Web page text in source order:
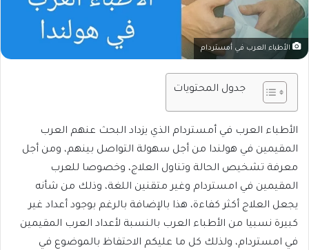
الأطباء العرب في أمستردام
جدول المحتويات
الأطباء العرب في أمستردام الذي يزداد البحث عنهم العرب
المقيمين في هولندا من أجل سهولة التواصل بينهم، ومن أجل
معرفة تشخيص الحالة وتناول العلاج، وخصوصا للعرب
المقيمين في امستردام وغير متقنين اللغة، وذلك من شأنه
يجعل العلاج أكثر كفاءة، هذا بالإضافة بالرغم بوجود أعداد غير
كبيرة نسبيا من الأطباء العرب بالنسبة لأعداد العرب المقيمين
في امستردام، ولذلك كل ما عليكم الاحتفاظ بالموضوع في